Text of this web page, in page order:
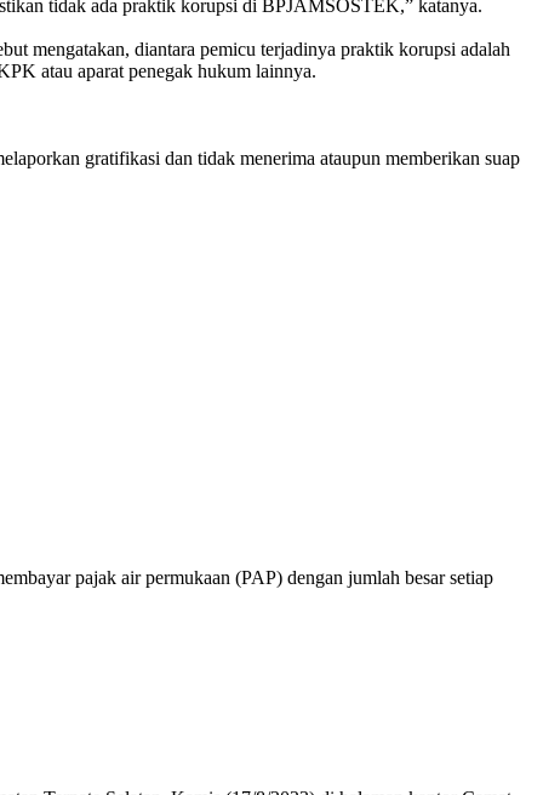
tidak ada praktik korupsi di BPJAMSOSTEK,” katanya.
mengatakan, diantara pemicu terjadinya praktik korupsi adalah
atau aparat penegak hukum lainnya.
gratifikasi dan tidak menerima ataupun memberikan suap
pajak air permukaan (PAP) dengan jumlah besar setiap